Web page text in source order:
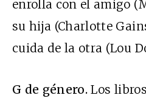
enrolla con el amigo
su hija (Charlotte
cuida de la otra (Lou
G de género.Los